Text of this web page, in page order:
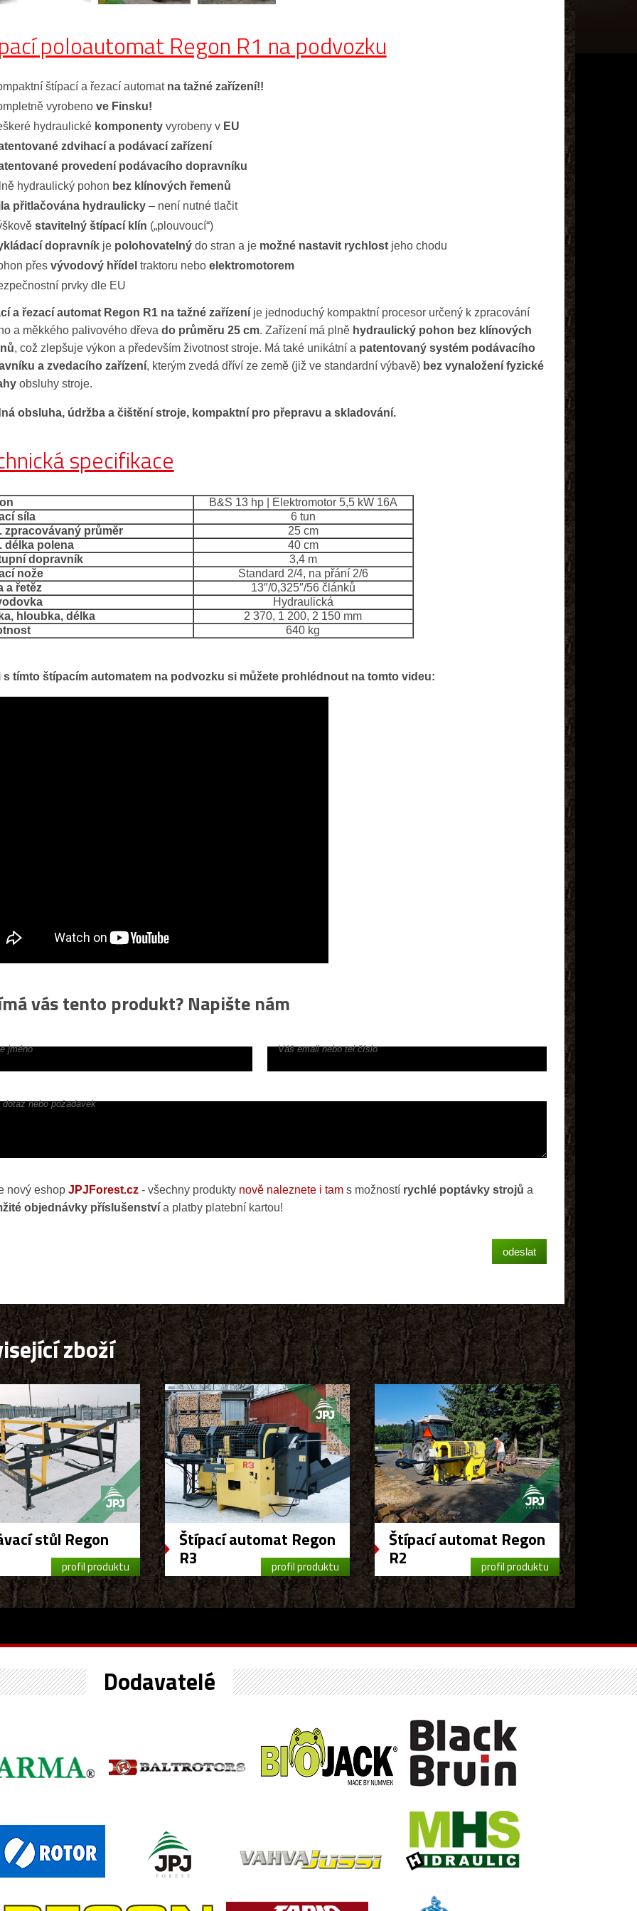
poloautomat Regon R1 na podvozku
štípací a řezací automat na tažné zařízení!!
vyrobeno ve Finsku!
hydraulické komponentyvyrobeny v EU
zdvihací a podávací zařízení
provedení podávacího dopravníku
hydraulický pohon bez klínových řemenů
přitlačována hydraulicky– není nutné tlačit
stavitelný štípací klín („plouvoucí“)
dopravníkje polohovatelnýdo stran a je možné nastavit rychlost jeho chodu
přes vývodový hřídel traktoru nebo elektromotorem
prvky dle EU
a řezací automat Regon R1 na tažné zařízeníje jednoduchý kompaktní procesor určený k zpracování
a měkkého palivového dřeva do průměru 25 cm. Zařízení má plně hydraulický pohon bez klínových
, což zlepšuje výkon a především životnost stroje. Má také unikátní a patentovaný systém podávacího
a zvedacího zařízení, kterým zvedá dříví ze země (již ve standardní výbavě) bez vynaložení fyzické
obsluhy stroje.
obsluha, údržba a čištění stroje, kompaktní pro přepravu a skladování.
specifikace
B&S 13 hp | Elektromotor 5,5 kW 16A
síla
6 tun
zpracovávaný průměr
25 cm
délka polena
40 cm
dopravník
3,4 m
nože
Standard 2/4, na přání 2/6
a řetěz
13″/0,325″/56 článků
Hydraulická
hloubka, délka
2 370, 1 200, 2 150 mm
640 kg
s tímto štípacím automatem na podvozku si můžete prohlédnout na tomto videu:
vás tento produkt? Napište nám
jméno Váš email nebo tel.číslo
dotaz nebo požadavek
nový eshop JPJForest.cz- všechny produkty nově naleznete i tams možností rychlé poptávky strojů a
objednávky příslušenstvía platby platební kartou!
zboží
stůl Regon
profil produktu
Štípací automat Regon
R3 profil produktu
Štípací automat Regon
R2 profil produktu
Dodavatelé